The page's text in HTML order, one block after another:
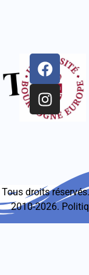
Tous droits
2010-2026.